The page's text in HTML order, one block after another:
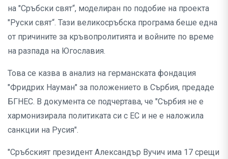
на "Сръбски свят“, моделиран по подобие на проекта
"Руски свят“. Тази великосръбска програма беше една
от причините за кръвопролитията и войните по време
на разпада на Югославия.
Това се казва в анализ на германската фондация
"Фридрих Науман" за положението в Сърбия, предаде
БГНЕС. В документа се подчертава, че "Сърбия не е
хармонизирала политиката си с ЕС и не е наложила
санкции на Русия".
"Сръбският президент Александър Вучич има 17 срещи